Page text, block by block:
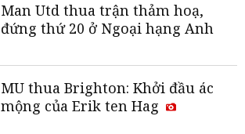
Man Utd thua trận thảm hoạ,
đứng thứ 20 ở Ngoại hạng Anh
MU thua Brighton: Khởi đầu ác
mộng của Erik ten Hag